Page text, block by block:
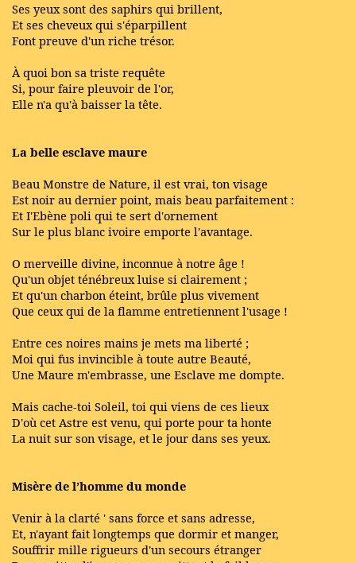
Ses yeux sont des saphirs qui brillent,
Et ses cheveux qui s'éparpillent
Font preuve d'un riche trésor.
À quoi bon sa triste requête
Si, pour faire pleuvoir de l'or,
Elle n'a qu'à baisser la tête.
La belle esclave maure
Beau Monstre de Nature, il est vrai, ton visage
Est noir au dernier point, mais beau parfaitement :
Et I'Ebène poli qui te sert d'ornement
Sur le plus blanc ivoire emporte l'avantage.
O merveille divine, inconnue à notre âge !
Qu'un objet ténébreux luise si clairement ;
Et qu'un charbon éteint, brûle plus vivement
Que ceux qui de la flamme entretiennent l'usage !
Entre ces noires mains je mets ma liberté ;
Moi qui fus invincible à toute autre Beauté,
Une Maure m'embrasse, une Esclave me dompte.
Mais cache-toi Soleil, toi qui viens de ces lieux
D'où cet Astre est venu, qui porte pour ta honte
La nuit sur son visage, et le jour dans ses yeux.
Misère de l’homme du monde
Venir à la clarté ' sans force et sans adresse,
Et, n'ayant fait longtemps que dormir et manger,
Souffrir mille rigueurs d'un secours étranger